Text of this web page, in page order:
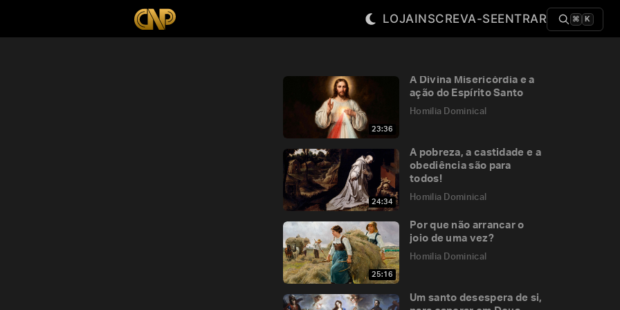
LOJAINSCREVA-SEENTRAR ⌘ K
23:36
A Divina Misericórdia e a
ação do Espírito Santo
Homilia Dominical
24:34
A pobreza, a castidade e a
obediência são para
todos!
Homilia Dominical
25:16
Por que não arrancar o
joio de uma vez?
Homilia Dominical
Um santo desespera de si,